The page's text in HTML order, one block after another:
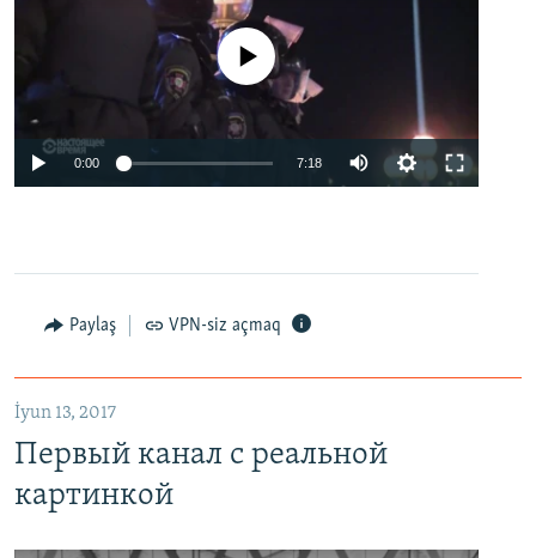
No media source currently available
0:00 7:18
Paylaş VPN-siz açmaq
İyun 13, 2017
Первый канал с реальной
картинкой